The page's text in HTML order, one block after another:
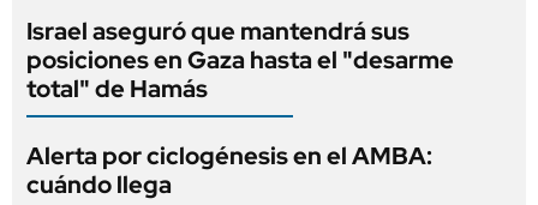
Israel aseguró que mantendrá sus
posiciones en Gaza hasta el "desarme
total" de Hamás
Alerta por ciclogénesis en el AMBA:
cuándo llega